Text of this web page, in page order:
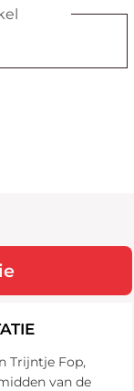
Trijntje Fop,
van de